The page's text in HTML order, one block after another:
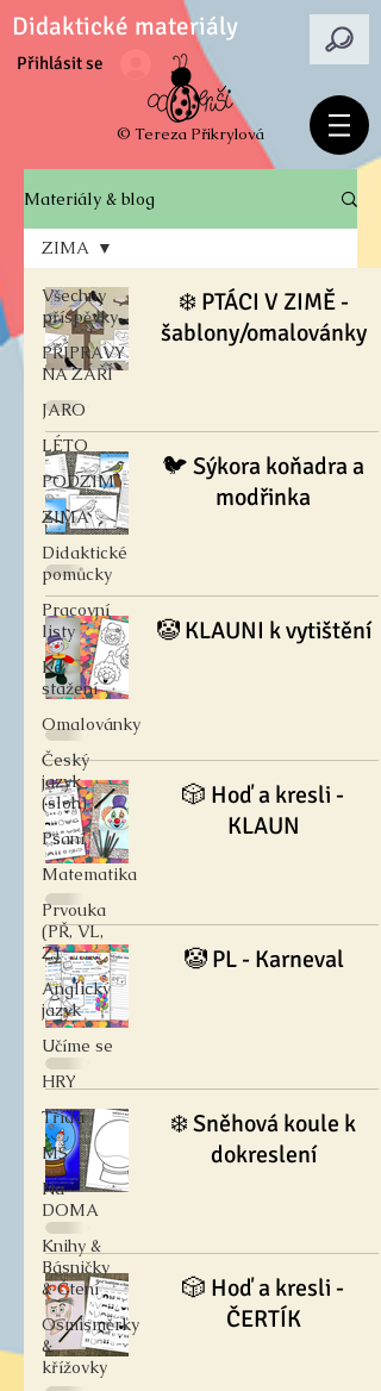
Didaktické materiály
Přihlásit se
© Tereza Přikrylová
Materiály & blog
Všechny
příspěvky
PŘÍPRAVY
NA ZÁŘÍ
JARO
LÉTO
PODZIM
ZIMA
Didaktické
pomůcky
Pracovní
listy
Ke
stažení
Omalovánky
Český
jazyk
(sloh)
Psaní
Matematika
Prvouka
(PŘ, VL,
Z)
Anglický
jazyk
Učíme se
HRY
Třída
MŠ
Na
DOMA
Knihy &
Básničky
& Čtení
Osmisměrky
&
křížovky
ZIMA
❄️ PTÁCI V ZIMĚ -
šablony/omalovánky
🐦 Sýkora koňadra a
modřinka
🤡 KLAUNI k vytištění
🎲 Hoď a kresli -
KLAUN
🤡 PL - Karneval
❄️ Sněhová koule k
dokreslení
🎲 Hoď a kresli -
ČERTÍK